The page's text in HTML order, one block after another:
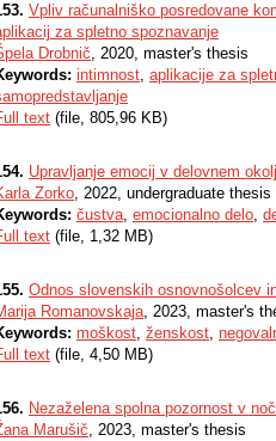
Vpliv računalniško posredovane
za spletno spoznavanje
Drobnič, 2020, master's thesis
intimnost, aplikacije za
text (file, 805,96 KB)
Upravljanje emocij v delovnem
Zorko, 2022, undergraduate thesis
čustva, emocionalno delo,
text (file, 1,32 MB)
Odnos slovenskih osnovnošolcev
Romanovskaja, 2023, master's
moškost, ženskost,
text (file, 4,50 MB)
Nezaželena spolna pozornost v
Marušič, 2023, master's thesis